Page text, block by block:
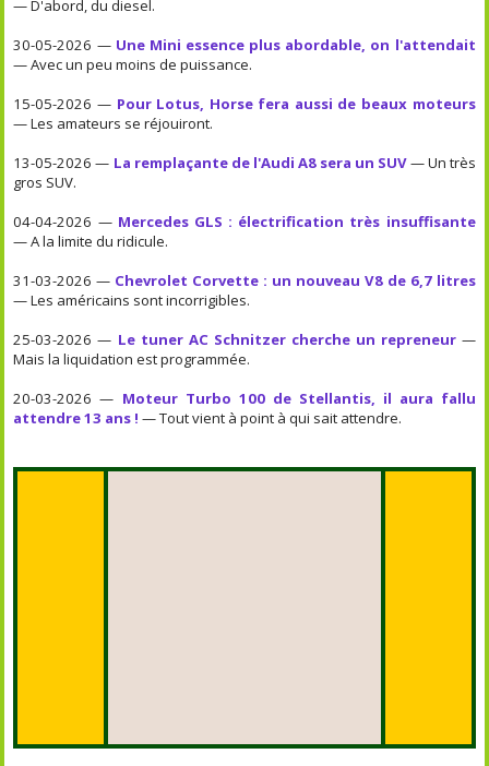
— D'abord, du diesel.
30-05-2026 — Une Mini essence plus abordable, on l'attendait
— Avec un peu moins de puissance.
15-05-2026 — Pour Lotus, Horse fera aussi de beaux moteurs
— Les amateurs se réjouiront.
13-05-2026 — La remplaçante de l'Audi A8 sera un SUV— Un très
gros SUV.
04-04-2026 — Mercedes GLS : électrification très insuffisante
— A la limite du ridicule.
31-03-2026 — Chevrolet Corvette : un nouveau V8 de 6,7 litres
— Les américains sont incorrigibles.
25-03-2026 — Le tuner AC Schnitzer cherche un repreneur—
Mais la liquidation est programmée.
20-03-2026 — Moteur Turbo 100 de Stellantis, il aura fallu
attendre 13 ans ! — Tout vient à point à qui sait attendre.